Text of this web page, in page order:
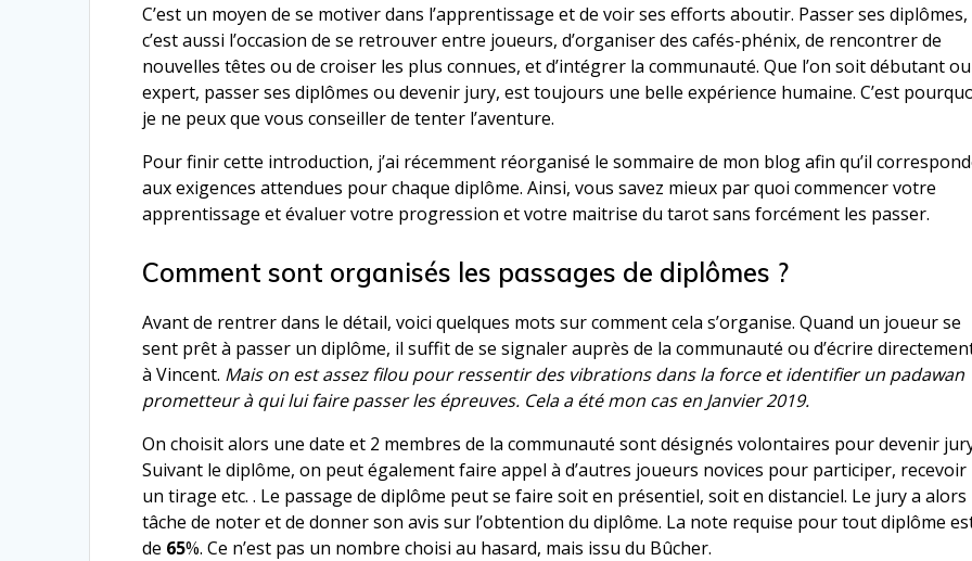
C’est un moyen de se motiver dans l’apprentissage et de voir ses efforts aboutir. Passer ses diplômes,
c’est aussi l’occasion de se retrouver entre joueurs, d’organiser des cafés-phénix, de rencontrer de
nouvelles têtes ou de croiser les plus connues, et d’intégrer la communauté. Que l’on soit débutant ou
expert, passer ses diplômes ou devenir jury, est toujours une belle expérience humaine. C’est
je ne peux que vous conseiller de tenter l’aventure.
Pour finir cette introduction, j’ai récemment réorganisé le sommaire de mon blog afin qu’il
aux exigences attendues pour chaque diplôme. Ainsi, vous savez mieux par quoi commencer votre
apprentissage et évaluer votre progression et votre maitrise du tarot sans forcément les passer.
Comment sont organisés les passages de diplômes ?
Avant de rentrer dans le détail, voici quelques mots sur comment cela s’organise. Quand un joueur se
sent prêt à passer un diplôme, il suffit de se signaler auprès de la communauté ou d’écrire
à Vincent. Mais on est assez filou pour ressentir des vibrations dans la force et identifier un padawan
prometteur à qui lui faire passer les épreuves. Cela a été mon cas en Janvier 2019.
On choisit alors une date et 2 membres de la communauté sont désignés volontaires pour devenir
Suivant le diplôme, on peut également faire appel à d’autres joueurs novices pour participer, recevoir
un tirage etc. . Le passage de diplôme peut se faire soit en présentiel, soit en distanciel. Le jury a alors
tâche de noter et de donner son avis sur l’obtention du diplôme. La note requise pour tout diplôme
de 65%. Ce n’est pas un nombre choisi au hasard, mais issu du Bûcher.